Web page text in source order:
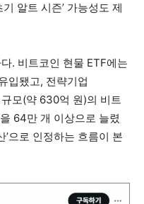
알트 시즌’ 가능성도 제
. 비트코인 현물 ETF에는
입됐고, 전략기업
모(약 630억 원)의 비트
64만 개 이상으로 늘렸
’으로 인정하는 흐름이 본